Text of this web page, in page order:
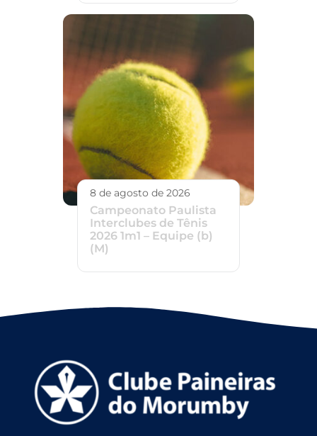
8 de agosto de 2026
Campeonato Paulista
Interclubes de Tênis
2026 1m1 – Equipe (b)
(M)